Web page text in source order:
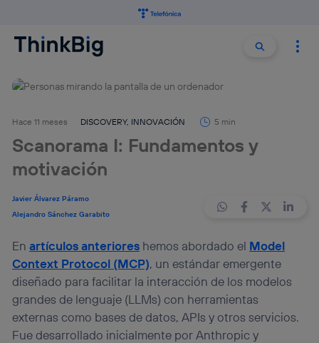
Buscar
Hace 11 meses DISCOVERY, INNOVACIÓN 5 min
Scanorama I: Fundamentos y
motivación
Javier Álvarez Páramo
Alejandro Sánchez Garabito
Enartículos anteriores hemos abordado el Model
Context Protocol (MCP), un estándar emergente
diseñado para facilitar la interacción de los modelos
grandes de lenguaje (LLMs) con herramientas
externas como bases de datos, APIs y otros servicios.
Fue desarrollado inicialmente por Anthropic y